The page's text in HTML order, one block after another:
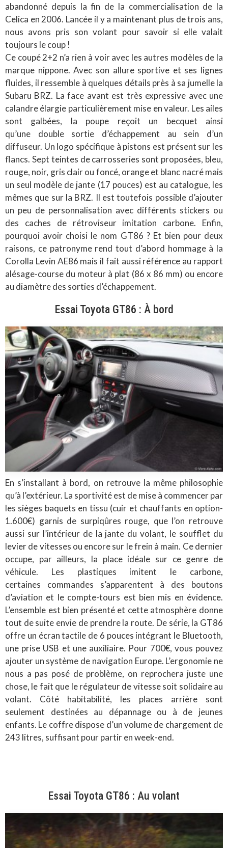
abandonné depuis la fin de la commercialisation de la
Celica en 2006. Lancée il y a maintenant plus de trois ans,
nous avons pris son volant pour savoir si elle valait
toujours le coup !
Ce coupé 2+2 n’a rien à voir avec les autres modèles de la
marque nippone. Avec son allure sportive et ses lignes
fluides, il ressemble à quelques détails près à sa jumelle la
Subaru BRZ. La face avant est très expressive avec une
calandre élargie particulièrement mise en valeur. Les ailes
sont galbées, la poupe reçoit un becquet ainsi
qu’une double sortie d’échappement au sein d’un
diffuseur. Un logo spécifique à pistons est présent sur les
flancs. Sept teintes de carrosseries sont proposées, bleu,
rouge, noir, gris clair ou foncé, orange et blanc nacré mais
un seul modèle de jante (17 pouces) est au catalogue, les
mêmes que sur la BRZ. Il est toutefois possible d’ajouter
un peu de personnalisation avec différents stickers ou
des caches de rétroviseur imitation carbone. Enfin,
pourquoi avoir choisi le nom GT86 ? Et bien pour deux
raisons, ce patronyme rend tout d’abord hommage à la
Corolla Levin AE86 mais il fait aussi référence au rapport
alésage-course du moteur à plat (86 x 86 mm) ou encore
au diamètre des sorties d’échappement.
Essai Toyota GT86 : À bord
En s’installant à bord, on retrouve la même philosophie
qu’à l’extérieur. La sportivité est de mise à commencer par
les sièges baquets en tissu (cuir et chauffants en option-
1.600€) garnis de surpiqûres rouge, que l’on retrouve
aussi sur l’intérieur de la jante du volant, le soufflet du
levier de vitesses ou encore sur le frein à main. Ce dernier
occupe, par ailleurs, la place idéale sur ce genre de
véhicule. Les plastiques imitent le carbone,
certaines commandes s’apparentent à des boutons
d’aviation et le compte-tours est bien mis en évidence.
L’ensemble est bien présenté et cette atmosphère donne
tout de suite envie de prendre la route. De série, la GT86
offre un écran tactile de 6 pouces intégrant le Bluetooth,
une prise USB et une auxiliaire. Pour 700€, vous pouvez
ajouter un système de navigation Europe. L’ergonomie ne
nous a pas posé de problème, on reprochera juste une
chose, le fait que le régulateur de vitesse soit solidaire au
volant. Côté habitabilité, les places arrière sont
seulement destinées au dépannage ou à de jeunes
enfants. Le coffre dispose d’un volume de chargement de
243 litres, suffisant pour partir en week-end.
Essai Toyota GT86 : Au volant